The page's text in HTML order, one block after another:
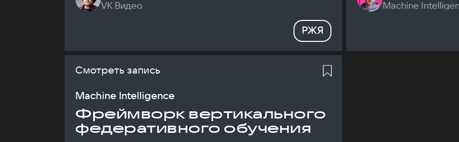
VK Видео
РЖЯ
Machine
Смотреть запись
Machine Intelligence
Фреймворк вертикального
федеративного обучения